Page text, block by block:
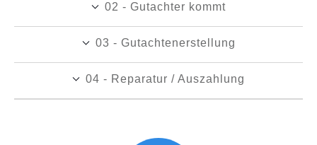
02 - Gutachter kommt
03 - Gutachtenerstellung
04 - Reparatur / Auszahlung